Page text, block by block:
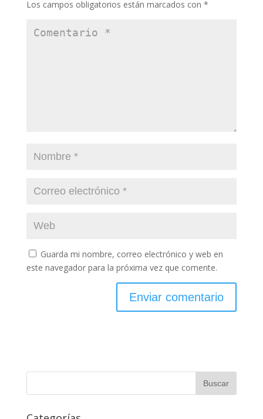
Los campos obligatorios están marcados con *
Guarda mi nombre, correo electrónico y web en
este navegador para la próxima vez que comente.